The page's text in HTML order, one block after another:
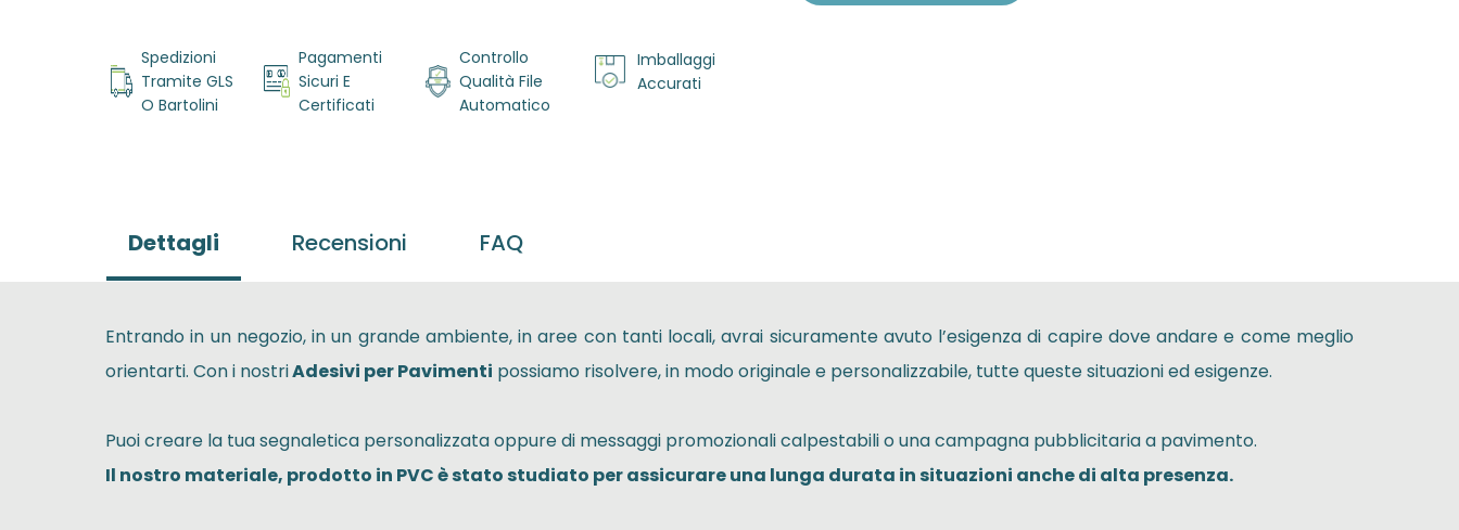
galleria di
immagini
Spedizioni
Tramite GLS
O Bartolini
Pagamenti
Sicuri E
Certificati
Controllo
Qualità File
Automatico
Imballaggi
Accurati
Dettagli
Entrando in un negozio, in un grande ambiente, in aree con tanti locali, avrai sicuramente avuto l’esigenza di capire dove andare e come meglio
orientarti. Con i nostriAdesivi per Pavimenti possiamo risolvere, in modo originale e personalizzabile, tutte queste situazioni ed esigenze.
Puoi creare la tua segnaletica personalizzata oppure di messaggi promozionali calpestabili o una campagna pubblicitaria a pavimento.
Il nostro materiale, prodotto in PVC è stato studiato per assicurare una lunga durata in situazioni anche di alta presenza.
Recensioni FAQ